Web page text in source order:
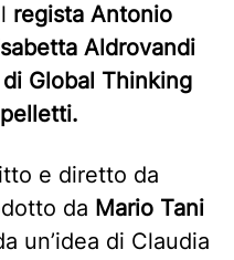
regista Antonio
Aldrovandi
Global Thinking
e diretto da
da Mario Tani
un’idea di Claudia